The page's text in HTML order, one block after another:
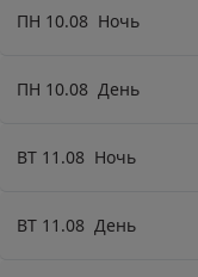
ПН 10.08 Ночь
ПН 10.08 День
ВТ 11.08 Ночь
ВТ 11.08 День